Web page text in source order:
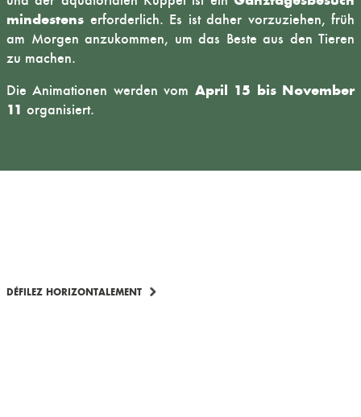
mindestens erforderlich. Es ist daher vorzuziehen, früh
am Morgen anzukommen, um das Beste aus den Tieren
zu machen.
Die Animationen werden vom April 15 bis November
11 organisiert.
DÉFILEZ HORIZONTALEMENT